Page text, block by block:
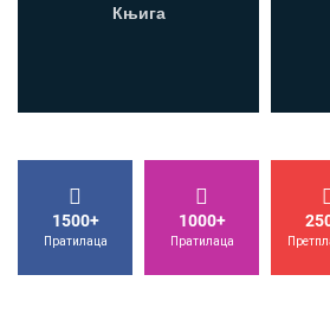
Књига
1500+
Пратилаца
1000+
Пратилаца